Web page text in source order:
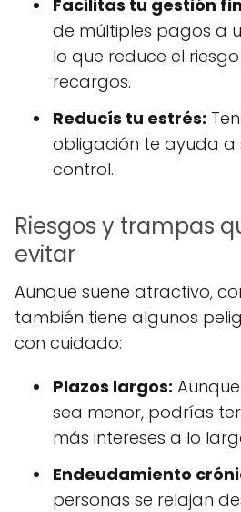
Facilitas tu gestión
de múltiples pagos a
lo que reduce el
recargos.
Reducís tu estrés:
obligación te ayuda a
control.
Riesgos y trampas
evitar
Aunque suene atractivo,
también tiene algunos
con cuidado:
Plazos largos:
sea menor, podrías
más intereses a lo
Endeudamiento
personas se relajan